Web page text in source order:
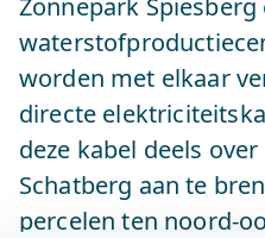
Zonnepark Spiesberg
worden met elkaar
directe
deze kabel deels
Schatberg aan te
percelen ten noord-